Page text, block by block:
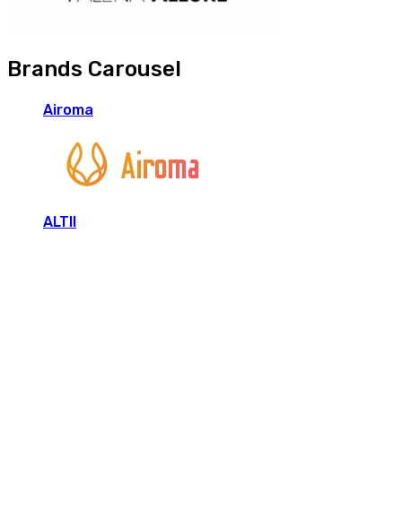
Brands Carousel
Airoma
ALTII